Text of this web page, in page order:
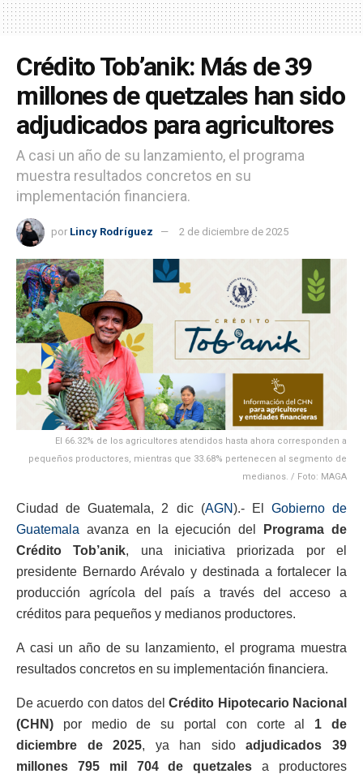
Crédito Tob’anik: Más de 39
millones de quetzales han sido
adjudicados para agricultores
A casi un año de su lanzamiento, el programa
muestra resultados concretos en su
implementación financiera.
por Lincy Rodríguez 2 de diciembre de 2025
El 66.32% de los agricultores atendidos hasta ahora corresponden a
pequeños productores, mientras que 33.68% pertenecen al segmento de
medianos. / Foto: MAGA
Ciudad de Guatemala, 2 dic (AGN).- El Gobierno de
Guatemala avanza en la ejecución del
Programa de
Crédito Tob’anik, una iniciativa priorizada por el
presidente Bernardo Arévalo y destinada a fortalecer la
producción agrícola del país a través del acceso a
créditos para pequeños y medianos productores.
A casi un año de su lanzamiento, el programa muestra
resultados concretos en su implementación financiera.
De acuerdo con datos delCrédito Hipotecario Nacional
(CHN) por medio de su portal con corte al 1 de
diciembre de 2025, ya han sidoadjudicados 39
millones 795 mil 704
de quetzales a productores